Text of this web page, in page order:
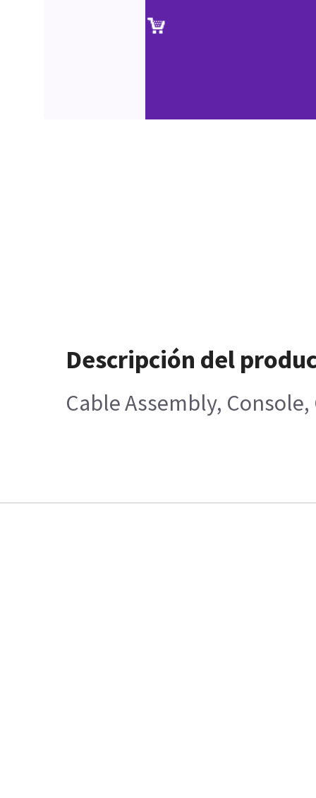
Descripción del
Cable Assembly,